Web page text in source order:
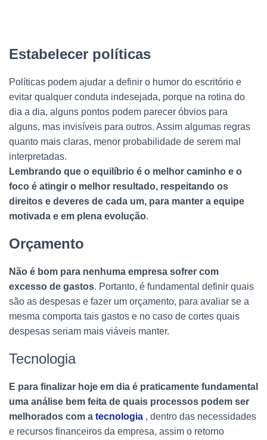
Estabelecer políticas
Políticas podem ajudar a definir o humor do escritório e
evitar qualquer conduta indesejada, porque na rotina do
dia a dia, alguns pontos podem parecer óbvios para
alguns, mas invisíveis para outros. Assim algumas regras
quanto mais claras, menor probabilidade de serem mal
interpretadas.
Lembrando que o equilíbrio é o melhor caminho e o
foco é atingir o melhor resultado, respeitando os
direitos e deveres de cada um, para manter a equipe
motivada e em plena evolução.
Orçamento
Não é bom para nenhuma empresa sofrer com
excesso de gastos. Portanto, é fundamental definir quais
são as despesas e fazer um orçamento, para avaliar se a
mesma comporta tais gastos e no caso de cortes quais
despesas seriam mais viáveis manter.
Tecnologia
E para finalizar hoje em dia é praticamente fundamental
uma análise bem feita de quais processos podem ser
melhorados com a tecnologia , dentro das necessidades
e recursos financeiros da empresa, assim o retorno